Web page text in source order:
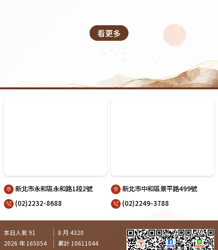
看更多
新北市永和區永和路1段2號
(02)2232-8688
新北市中和區景平路499號
(02)2249-3788
本日人氣 91
8 月 4320
2026 年 165054
累計 10611044